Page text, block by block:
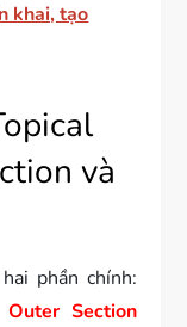
khai, tạo
và
phần chính:
Outer Section